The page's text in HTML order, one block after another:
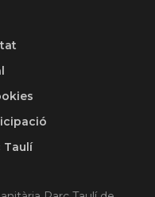
Taulí